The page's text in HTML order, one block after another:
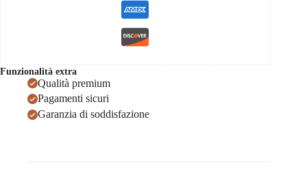
Funzionalità extra
Qualità premium
Pagamenti sicuri
Garanzia di soddisfazione